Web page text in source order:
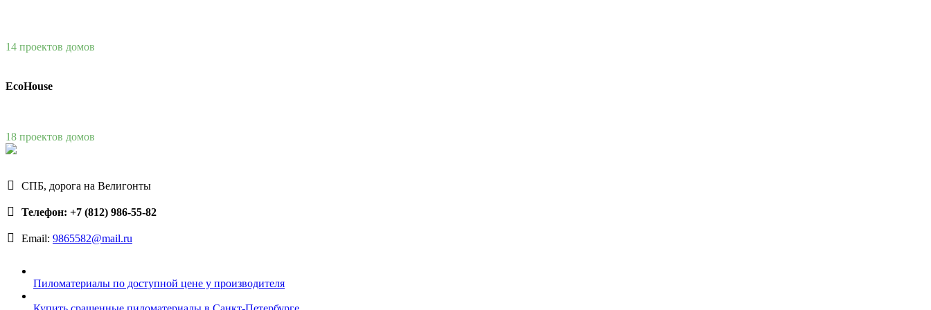
14 проектов домов
EcoHouse
18 проектов домов
СПБ, дорога на Велигонты
Телефон: +7 (812) 986-55-82
Email: 9865582@mail.ru
Пиломатериалы по доступной цене у производителя